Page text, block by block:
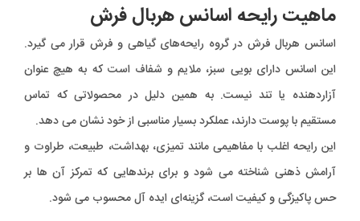
ماهیت رایحه اسانس هربال فرش
اسانس هربال فرش در گروه رایحه‌های گیاهی و فرش قرار می گیرد.
این اسانس دارای بویی سبز، ملایم و شفاف است که به هیچ عنوان
آزاردهنده یا تند نیست. به همین دلیل در محصولاتی که تماس
مستقیم با پوست دارند، عملکرد بسیار مناسبی از خود نشان می دهد.
این رایحه اغلب با مفاهیمی مانند تمیزی، بهداشت، طبیعت، طراوت و
آرامش ذهنی شناخته می شود و برای برندهایی که تمرکز آن ها بر
حس پاکیزگی و کیفیت است، گزینه‌ای ایده آل محسوب می شود.